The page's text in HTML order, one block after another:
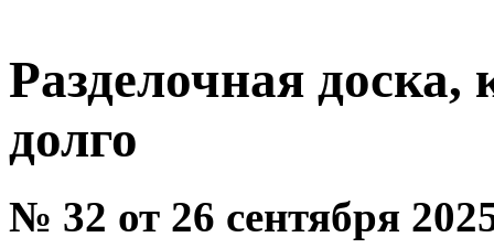
Разделочная доска,
долго
№ 32 от 26 сентября